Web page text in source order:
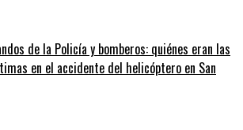
de la Policía y bomberos: quiénes eran las
en el accidente del helicóptero en San